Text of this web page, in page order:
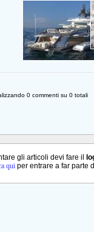
0commenti su 0totali
gli articoli devi fare il
quiper entrare a far parte